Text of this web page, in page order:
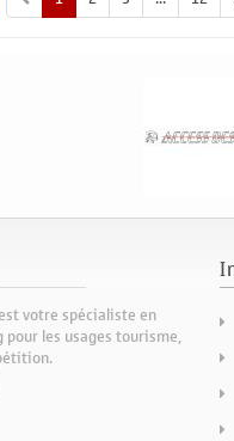
votre spécialiste en
pour les usages tourisme,